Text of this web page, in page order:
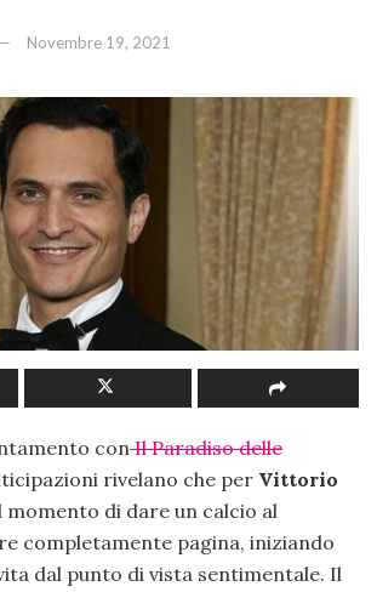
Novembre 19, 2021
conIl Paradiso delle
rivelano che per Vittorio
momento di dare un calcio al
completamente pagina, iniziando
dal punto di vista sentimentale. Il